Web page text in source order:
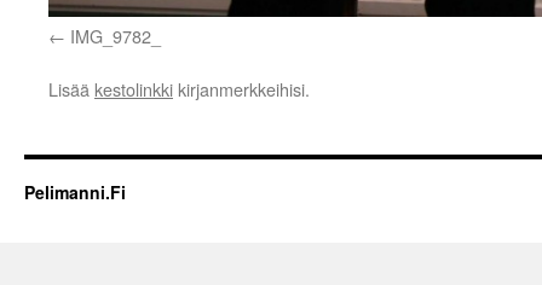
IMG_9782_
Lisää kestolinkki kirjanmerkkeihisi.
Pelimanni.Fi